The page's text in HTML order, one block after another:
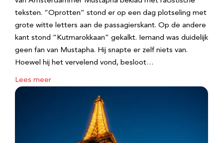
teksten. “Oprotten” stond er op een dag plotseling met
grote witte letters aan de passagierskant. Op de andere
kant stond “Kutmarokkaan” gekalkt. Iemand was duidelijk
geen fan van Mustapha. Hij snapte er zelf niets van.
Hoewel hij het vervelend vond, besloot…
Lees meer